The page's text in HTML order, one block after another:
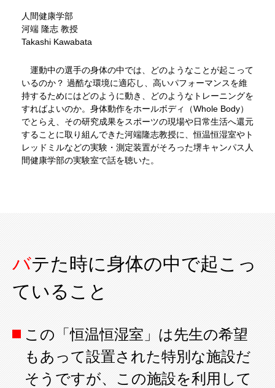
人間健康学部
河端 隆志 教授
Takashi Kawabata
運動中の選手の身体の中では、どのようなことが起こって
いるのか？ 過酷な環境に適応し、高いパフォーマンスを維
持するためにはどのように動き、どのようなトレーニングを
すればよいのか。身体動作をホールボディ（Whole Body）
でとらえ、その研究成果をスポーツの現場や日常生活へ還元
することに取り組んできた河端隆志教授に、恒温恒湿室やト
レッドミルなどの実験・測定装置がそろった堺キャンパス人
間健康学部の実験室で話を聴いた。
バテた時に身体の中で起こっ
ていること
この「恒温恒湿室」は先生の希望
もあって設置された特別な施設だ
そうですが、この施設を利用して